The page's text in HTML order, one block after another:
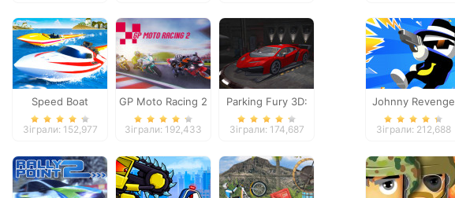
Speed Boat
Extreme Racing
Зіграли: 152,977
GP Moto Racing 2
Зіграли: 192,433
Parking Fury 3D:
Night Thief
Зіграли: 174,687
Johnny Revenge
Зіграли: 212,688